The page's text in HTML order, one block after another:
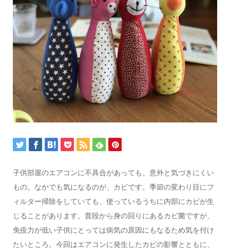
子供部屋のエアコンに不具合があっても、意外と気づきにくい
もの。なかでも気になるのが、カビです。季節の変わり目にフ
ィルター掃除をしていても、使っているうちに内部にカビが生
じることがあります。普段から身の回りにあるカビ菌ですが、
免疫力が低い子供にとっては病気の原因にもなるため気を付け
たいところ。今回はエアコンに発生したカビの影響とともに、